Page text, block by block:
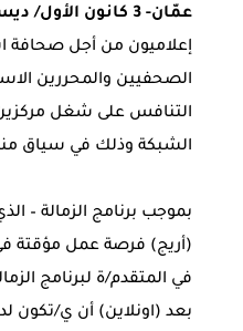
عمّان- 3 كانون الأول/ ديسمبر 2020
إعلاميون من أجل صحافة
الصحفيين والمحررين
التنافس على شغل
الشبكة وذلك في سياق
بموجب برنامج الزمالة –
(أريج) فرصة عمل مؤقتة
في المتقدم/ة لبرنامج
بعد (اونلاين) أن ي/تكون